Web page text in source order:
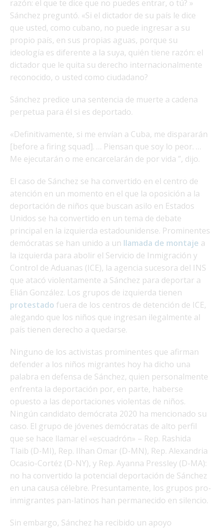
razón: el que te dice que no puedes entrar, o tú? »
Sánchez preguntó. «Si el dictador de su país le dice
que usted, como cubano, no puede ingresar a su
propio país, en sus propias aguas, porque su
ideología es diferente a la suya, quién tiene razón: el
dictador que le quita su derecho internacionalmente
reconocido, o usted como ciudadano?
Sánchez predice una sentencia de muerte a cadena
perpetua para él si es deportado.
«Definitivamente, si me envían a Cuba, me dispararán
[before a firing squad]. … Piensan que soy lo peor. …
Me ejecutarán o me encarcelarán de por vida ”, dijo.
El caso de Sánchez se ha convertido en el centro de
atención en un momento en el que la oposición a la
deportación de niños que buscan asilo en Estados
Unidos se ha convertido en un tema de debate
principal en la izquierda estadounidense. Prominentes
demócratas se han unido a un llamada de montaje a
la izquierda para abolir el Servicio de Inmigración y
Control de Aduanas (ICE), la agencia sucesora del INS
que atacó violentamente a Sánchez para deportar a
Elián González. Los grupos de izquierda tienen
protestado fuera de los centros de detención de ICE,
alegando que los niños que ingresan ilegalmente al
país tienen derecho a quedarse.
Ninguno de los activistas prominentes que afirman
defender a los niños migrantes hoy ha dicho una
palabra en defensa de Sánchez, quien personalmente
enfrenta la deportación por, en parte, haberse
opuesto a las deportaciones violentas de niños.
Ningún candidato demócrata 2020 ha mencionado su
caso. El grupo de jóvenes demócratas de alto perfil
que se hace llamar el «escuadrón» – Rep. Rashida
Tlaib (D-MI), Rep. Ilhan Omar (D-MN), Rep. Alexandria
Ocasio-Cortéz (D-NY), y Rep. Ayanna Pressley (D-MA):
no ha convertido la potencial deportación de Sánchez
en una causa célebre. Presuntamente, los grupos pro-
inmigrantes pan-latinos han permanecido en silencio.
Sin embargo, Sánchez ha recibido un apoyo